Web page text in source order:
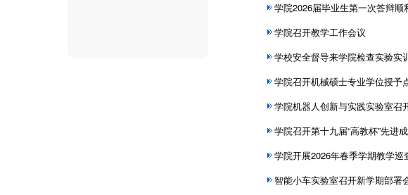
学院2026届毕业生第一次答辩顺
学院召开教学工作会议
学校安全督导来学院检查实验实
学院召开机械硕士专业学位授予
学院机器人创新与实践实验室召
学院召开第十九届“高教杯”先进
学院开展2026年春季学期教学巡
智能小车实验室召开新学期部署